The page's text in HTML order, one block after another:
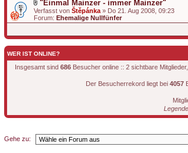
D
a
t
i
a
n
a
"Einmal Mainzer - immer Mainzer"
Verfasst von Štěpánka » Do 21. Aug 2008, 09:23
Forum: Ehemalige Nullfünfer
WER IST ONLINE?
Insgesamt sind 686Besucher online :: 2 sichtbare
Der Besucherrekord liegt bei 4057
Gehe zu: